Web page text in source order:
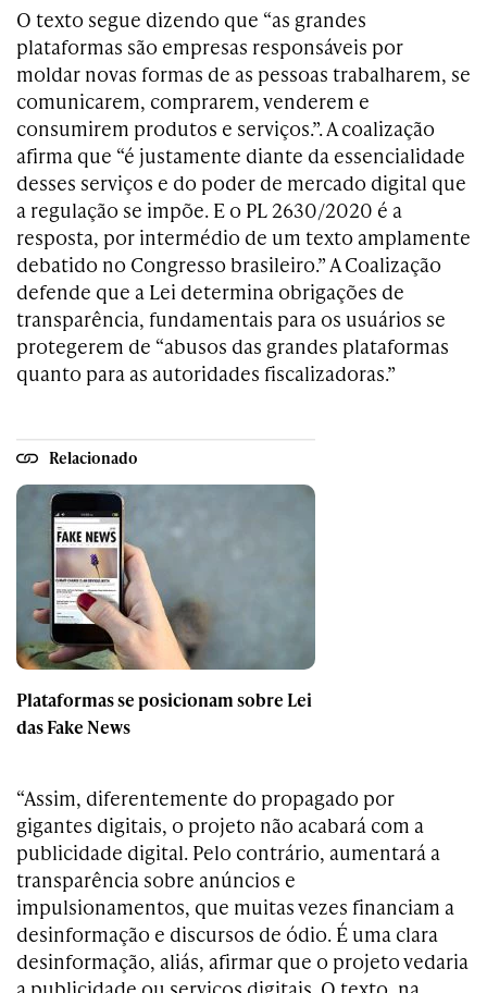
O texto segue dizendo que “as grandes
plataformas são empresas responsáveis por
moldar novas formas de as pessoas trabalharem, se
comunicarem, comprarem, venderem e
consumirem produtos e serviços.”. A coalização
afirma que “é justamente diante da essencialidade
desses serviços e do poder de mercado digital que
a regulação se impõe. E o PL 2630/2020 é a
resposta, por intermédio de um texto amplamente
debatido no Congresso brasileiro.” A Coalização
defende que a Lei determina obrigações de
transparência, fundamentais para os usuários se
protegerem de “abusos das grandes plataformas
quanto para as autoridades fiscalizadoras.”
Relacionado
Plataformas se posicionam sobre Lei
das Fake News
“Assim, diferentemente do propagado por
gigantes digitais, o projeto não acabará com a
publicidade digital. Pelo contrário, aumentará a
transparência sobre anúncios e
impulsionamentos, que muitas vezes financiam a
desinformação e discursos de ódio. É uma clara
desinformação, aliás, afirmar que o projeto vedaria